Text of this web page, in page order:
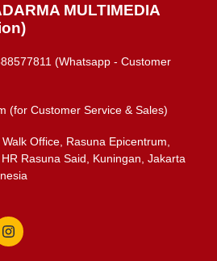
MULTIMEDIA
(Whatsapp - Customer
(for Customer Service & Sales)
Office, Rasuna Epicentrum,
Rasuna Said, Kuningan, Jakarta